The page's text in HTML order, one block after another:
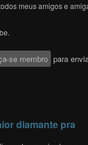
meus amigos e
se membro para
diamante pra